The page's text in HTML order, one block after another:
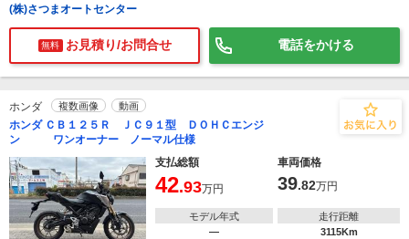
(株)さつまオートセンター
無料 お見積り/お問合せ 電話をかける
ホンダ 複数画像 動画
ホンダ ＣＢ１２５Ｒ ＪＣ９１型 ＤＯＨＣエンジ
ン ワンオーナー ノーマル仕様
支払総額
車両価格
42.93万円 39.82万円
モデル年式
―
走行距離
3115Km